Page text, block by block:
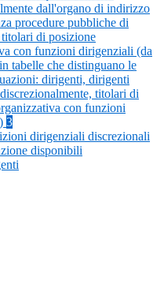
dall'organo di indirizzo
procedure pubbliche di
titolari di posizione
con funzioni dirigenziali (da
tabelle che distinguano le
dirigenti, dirigenti
titolari di
con funzioni
3
dirigenziali discrezionali
disponibili